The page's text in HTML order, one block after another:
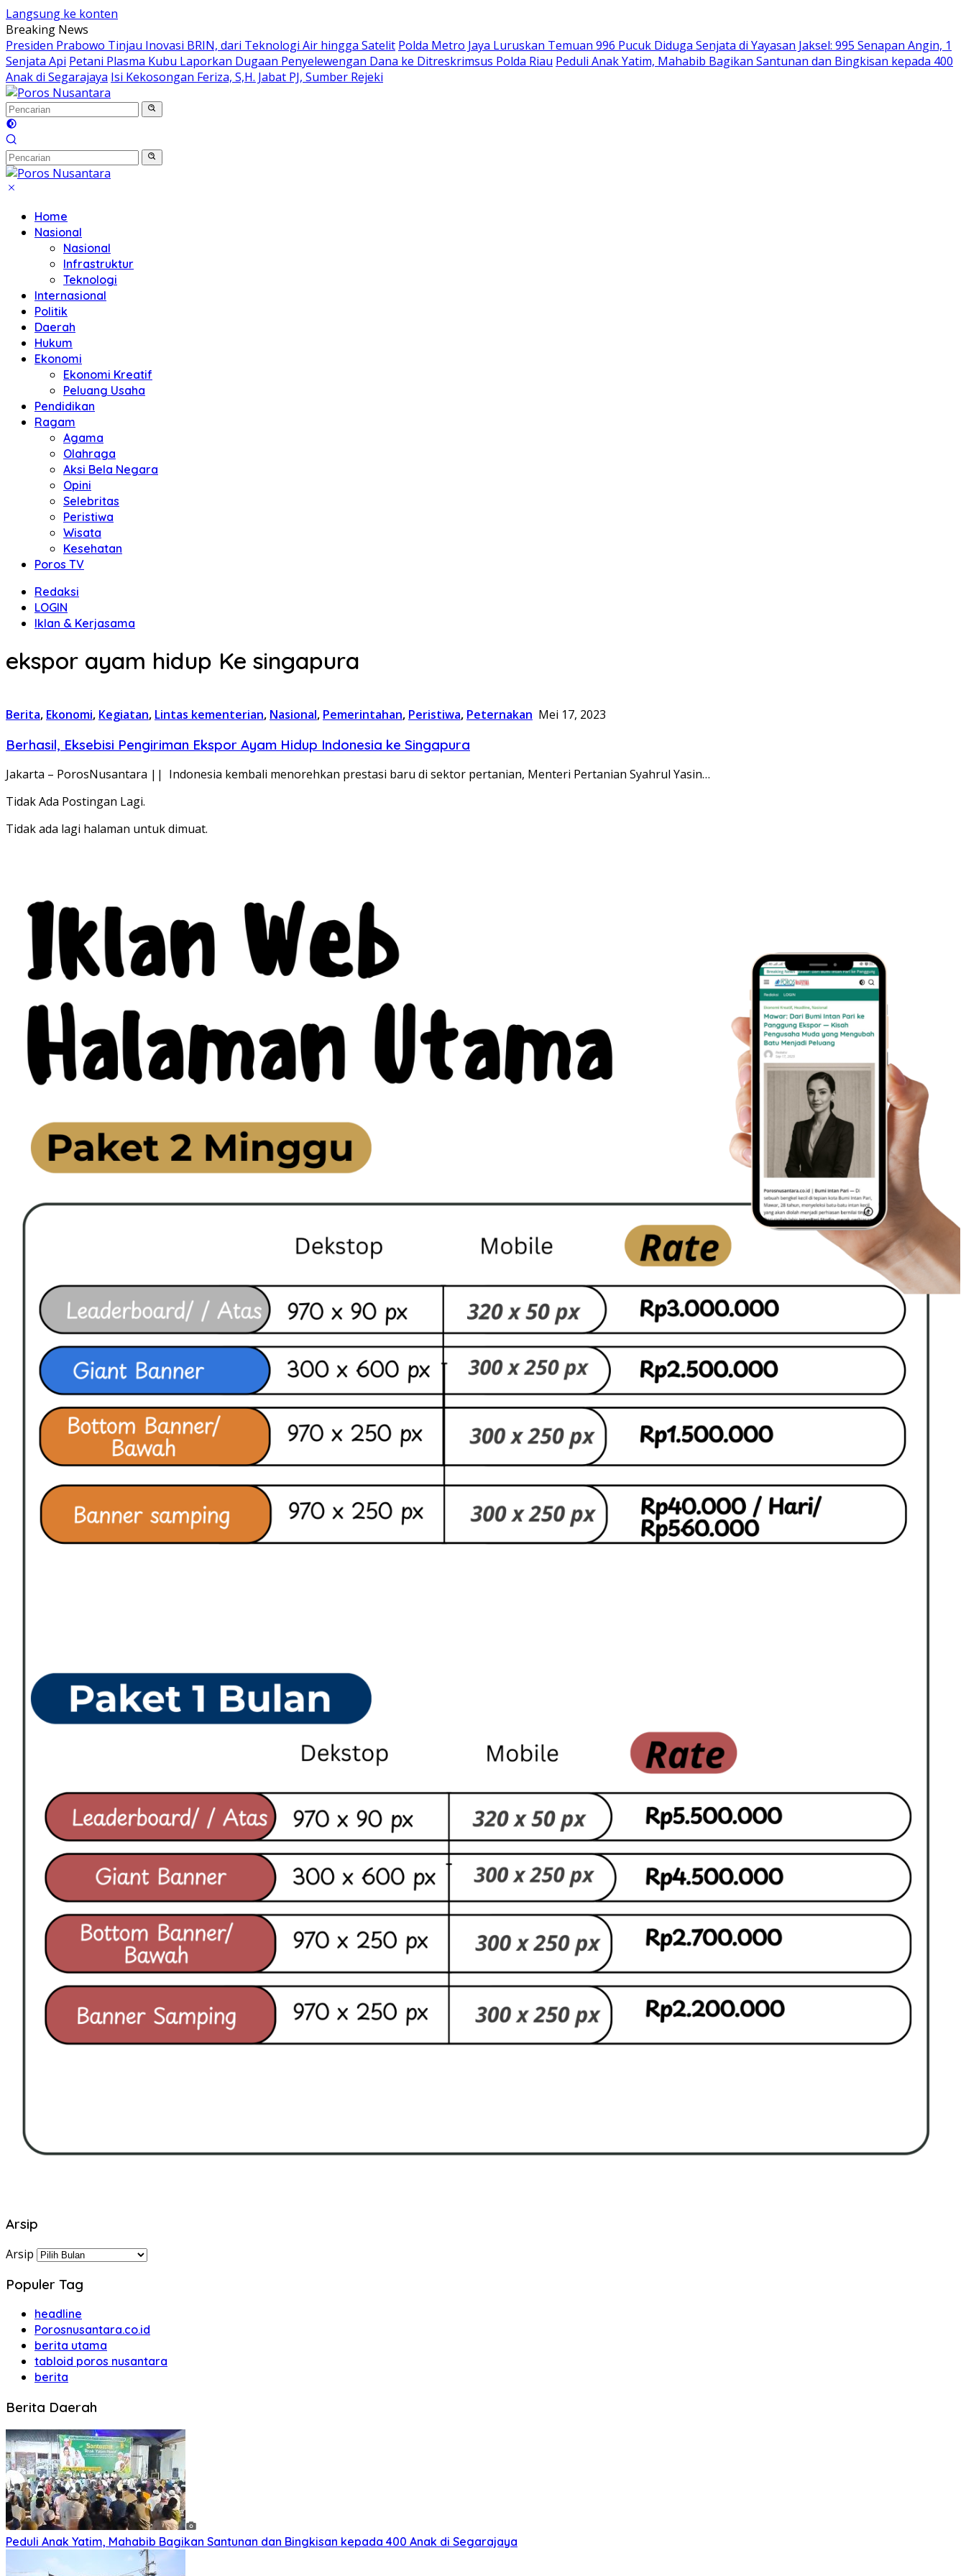
Langsung ke konten
Breaking News
Presiden Prabowo Tinjau Inovasi BRIN, dari Teknologi Air hingga Satelit Polda Metro Jaya Luruskan Temuan 996 Pucuk Diduga Senjata di Yayasan Jaksel: 995 Senapan Angin, 1
Senjata Api Petani Plasma Kubu Laporkan Dugaan Penyelewengan Dana ke Ditreskrimsus Polda Riau Peduli Anak Yatim, Mahabib Bagikan Santunan dan Bingkisan kepada 400
Anak di Segarajaya Isi Kekosongan Feriza, S,H. Jabat PJ, Sumber Rejeki
Home
Nasional
Nasional
Infrastruktur
Teknologi
Internasional
Politik
Daerah
Hukum
Ekonomi
Ekonomi Kreatif
Peluang Usaha
Pendidikan
Ragam
Agama
Olahraga
Aksi Bela Negara
Opini
Selebritas
Peristiwa
Wisata
Kesehatan
Poros TV
Redaksi
LOGIN
Iklan & Kerjasama
ekspor ayam hidup Ke singapura
Berita, Ekonomi, Kegiatan, Lintas kementerian, Nasional, Pemerintahan, Peristiwa, Peternakan Mei 17, 2023
Berhasil, Eksebisi Pengiriman Ekspor Ayam Hidup Indonesia ke Singapura
Jakarta – PorosNusantara || Indonesia kembali menorehkan prestasi baru di sektor pertanian, Menteri Pertanian Syahrul Yasin…
Tidak Ada Postingan Lagi.
Tidak ada lagi halaman untuk dimuat.
Arsip
Arsip
Populer Tag
headline
Porosnusantara.co.id
berita utama
tabloid poros nusantara
berita
Berita Daerah
Peduli Anak Yatim, Mahabib Bagikan Santunan dan Bingkisan kepada 400 Anak di Segarajaya